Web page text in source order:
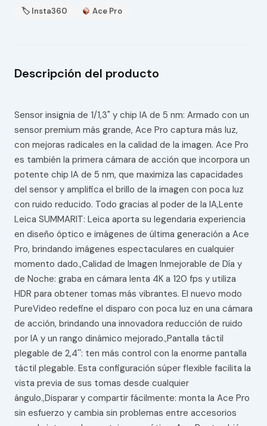
🏷 Insta360 Ace Pro
Descripción del producto
Sensor insignia de 1/1,3" y chip IA de 5 nm: Armado con un
sensor premium más grande, Ace Pro captura más luz,
con mejoras radicales en la calidad de la imagen. Ace Pro
es también la primera cámara de acción que incorpora un
potente chip IA de 5 nm, que maximiza las capacidades
del sensor y amplifica el brillo de la imagen con poca luz
con ruido reducido. Todo gracias al poder de la IA,Lente
Leica SUMMARIT: Leica aporta su legendaria experiencia
en diseño óptico e imágenes de última generación a Ace
Pro, brindando imágenes espectaculares en cualquier
momento dado.,Calidad de Imagen Inmejorable de Día y
de Noche: graba en cámara lenta 4K a 120 fps y utiliza
HDR para obtener tomas más vibrantes. El nuevo modo
PureVideo redefine el disparo con poca luz en una cámara
de acción, brindando una innovadora reducción de ruido
por IA y un rango dinámico mejorado.,Pantalla táctil
plegable de 2,4'': ten más control con la enorme pantalla
táctil plegable. Esta configuración súper flexible facilita la
vista previa de sus tomas desde cualquier
ángulo.,Disparar y compartir fácilmente: monta la Ace Pro
sin esfuerzo y cambia sin problemas entre accesorios